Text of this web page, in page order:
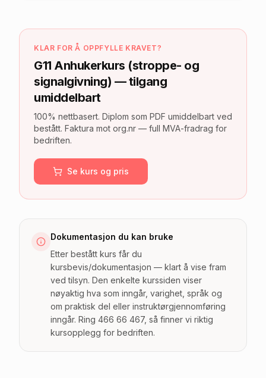
KLAR FOR Å OPPFYLLE KRAVET?
G11 Anhukerkurs (stroppe- og
signalgivning) — tilgang
umiddelbart
100% nettbasert. Diplom som PDF umiddelbart ved
bestått. Faktura mot org.nr — full MVA-fradrag for
bedriften.
Se kurs og pris
Dokumentasjon du kan bruke
Etter bestått kurs får du
kursbevis/dokumentasjon — klart å vise fram
ved tilsyn. Den enkelte kurssiden viser
nøyaktig hva som inngår, varighet, språk og
om praktisk del eller instruktørgjennomføring
inngår. Ring 466 66 467, så finner vi riktig
kursopplegg for bedriften.